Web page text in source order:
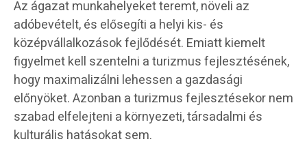
Az ágazat munkahelyeket teremt, növeli az
adóbevételt, és elősegíti a helyi kis- és
középvállalkozások fejlődését. Emiatt kiemelt
figyelmet kell szentelni a turizmus fejlesztésének,
hogy maximalizálni lehessen a gazdasági
előnyöket. Azonban a turizmus fejlesztésekor nem
szabad elfelejteni a környezeti, társadalmi és
kulturális hatásokat sem.